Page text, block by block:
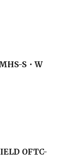
S・W
OFTC-